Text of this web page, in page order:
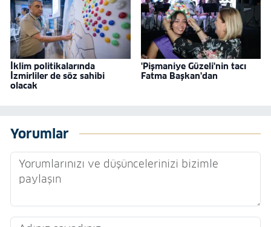
İklim politikalarında
İzmirliler de söz sahibi
olacak
'Pişmaniye Güzeli'nin tacı
Fatma Başkan'dan
Yorumlar